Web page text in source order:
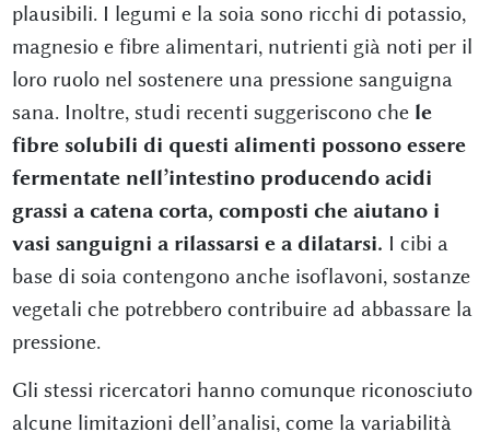
plausibili. I legumi e la soia sono ricchi di potassio,
magnesio e fibre alimentari, nutrienti già noti per il
loro ruolo nel sostenere una pressione sanguigna
sana. Inoltre, studi recenti suggeriscono che le
fibre solubili di questi alimenti possono essere
fermentate nell’intestino producendo acidi
grassi a catena corta, composti che aiutano i
vasi sanguigni a rilassarsi e a dilatarsi. I cibi a
base di soia contengono anche isoflavoni, sostanze
vegetali che potrebbero contribuire ad abbassare la
pressione.
Gli stessi ricercatori hanno comunque riconosciuto
alcune limitazioni dell’analisi, come la variabilità